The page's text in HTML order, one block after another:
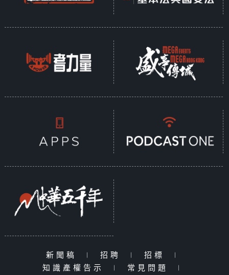
新聞稿 | 招聘 | 招標
|
知識產權告示
| 常見問題 |